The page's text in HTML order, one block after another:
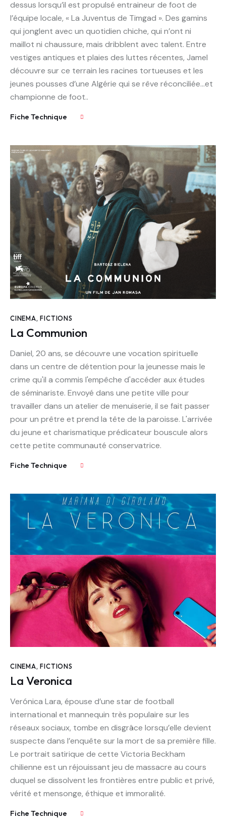
dessus lorsqu’il est propulsé entraineur de foot de
l’équipe locale, « La Juventus de Timgad ». Des gamins
qui jonglent avec un quotidien chiche, qui n’ont ni
maillot ni chaussure, mais dribblent avec talent. Entre
vestiges antiques et plaies des luttes récentes, Jamel
découvre sur ce terrain les racines tortueuses et les
jeunes pousses d’une Algérie qui se rêve réconciliée…et
championne de foot..
Fiche Technique
CINEMA,FICTIONS
La Communion
Daniel, 20 ans, se découvre une vocation spirituelle
dans un centre de détention pour la jeunesse mais le
crime qu'il a commis l'empêche d'accéder aux études
de séminariste. Envoyé dans une petite ville pour
travailler dans un atelier de menuiserie, il se fait passer
pour un prêtre et prend la tête de la paroisse. L'arrivée
du jeune et charismatique prédicateur bouscule alors
cette petite communauté conservatrice.
Fiche Technique
CINEMA,FICTIONS
La Veronica
Verónica Lara, épouse d’une star de football
international et mannequin très populaire sur les
réseaux sociaux, tombe en disgrâce lorsqu’elle devient
suspecte dans l’enquête sur la mort de sa première fille.
Le portrait satirique de cette Victoria Beckham
chilienne est un réjouissant jeu de massacre au cours
duquel se dissolvent les frontières entre public et privé,
vérité et mensonge, éthique et immoralité.
Fiche Technique